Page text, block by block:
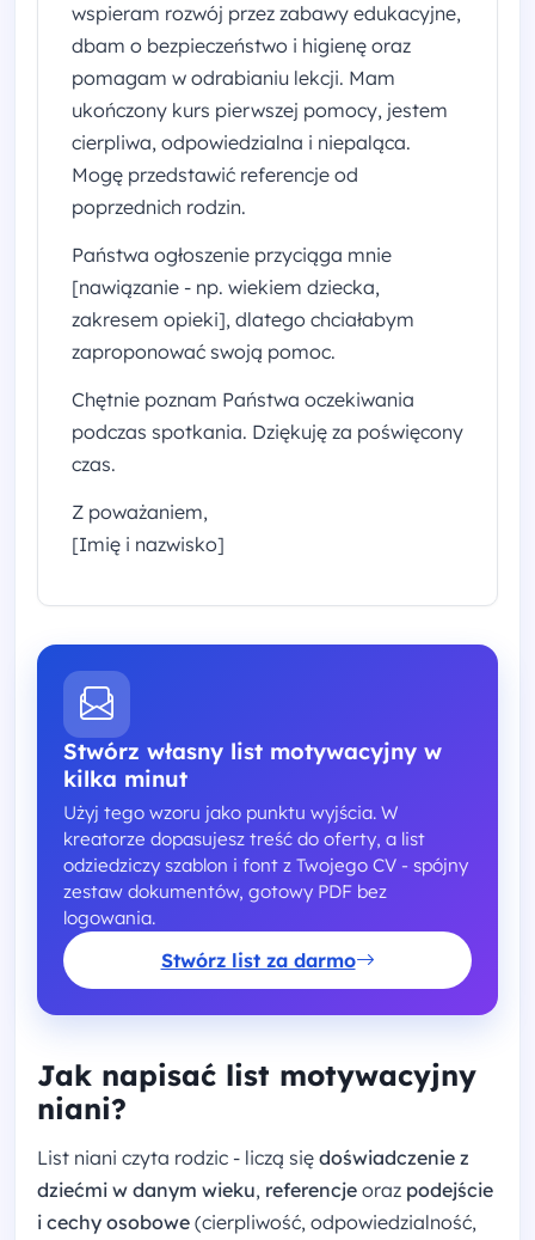
wspieram rozwój przez zabawy edukacyjne,
dbam o bezpieczeństwo i higienę oraz
pomagam w odrabianiu lekcji. Mam
ukończony kurs pierwszej pomocy, jestem
cierpliwa, odpowiedzialna i niepaląca.
Mogę przedstawić referencje od
poprzednich rodzin.
Państwa ogłoszenie przyciąga mnie
[nawiązanie - np. wiekiem dziecka,
zakresem opieki], dlatego chciałabym
zaproponować swoją pomoc.
Chętnie poznam Państwa oczekiwania
podczas spotkania. Dziękuję za poświęcony
czas.
Z poważaniem,
[Imię i nazwisko]
Stwórz własny list motywacyjny w
kilka minut
Użyj tego wzoru jako punktu wyjścia. W
kreatorze dopasujesz treść do oferty, a list
odziedziczy szablon i font z Twojego CV - spójny
zestaw dokumentów, gotowy PDF bez
logowania.
Stwórz list za darmo
Jak napisać list motywacyjny
niani?
List niani czyta rodzic - liczą się doświadczenie z
dziećmi w danym wieku, referencje oraz podejście
i cechy osobowe (cierpliwość, odpowiedzialność,